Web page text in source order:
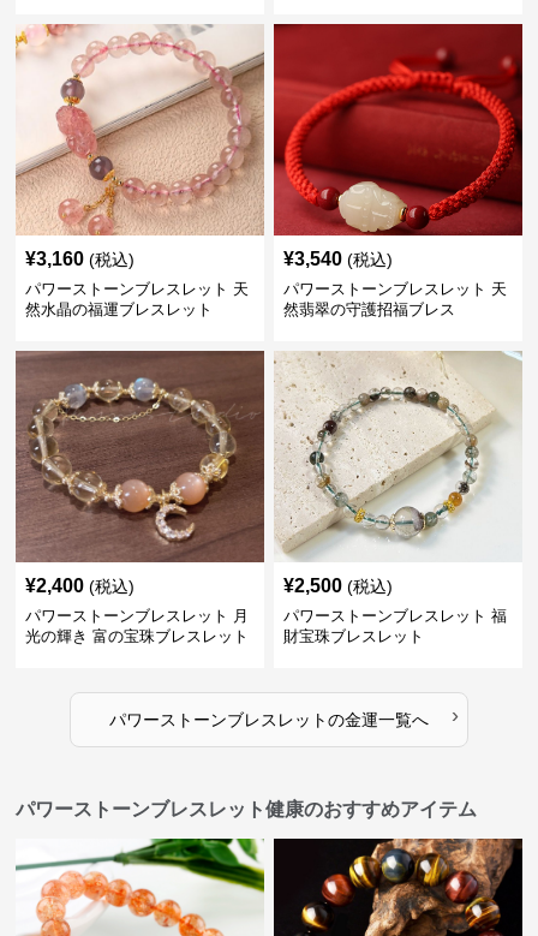
¥3,160 (税込)
パワーストーンブレスレット 天
然水晶の福運ブレスレット
¥3,540 (税込)
パワーストーンブレスレット 天
然翡翠の守護招福ブレス
¥2,400 (税込)
パワーストーンブレスレット 月
光の輝き 富の宝珠ブレスレット
¥2,500 (税込)
パワーストーンブレスレット 福
財宝珠ブレスレット
パワーストーンブレスレットの金運一覧へ ›
パワーストーンブレスレット健康のおすすめアイテム